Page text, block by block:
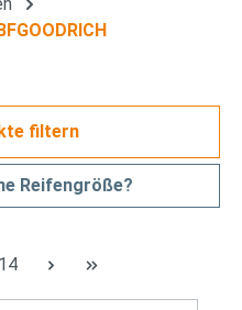
BFGOODRICH
filtern
Reifengröße?
Seite
14